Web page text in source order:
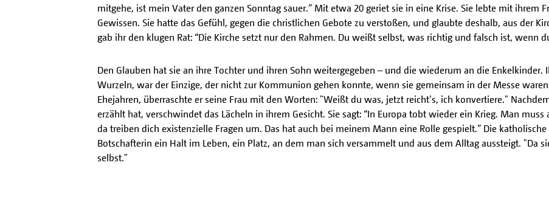
mitgehe, ist mein Vater den ganzen Sonntag sauer.” Mit etwa 20 geriet sie in eine Krise. Sie lebte mit ihrem
Gewissen. Sie hatte das Gefühl, gegen die christlichen Gebote zu verstoßen, und glaubte deshalb, aus der
gab ihr den klugen Rat: “Die Kirche setzt nur den Rahmen. Du weißt selbst, was richtig und falsch ist, wenn
Den Glauben hat sie an ihre Tochter und ihren Sohn weitergegeben – und die wiederum an die
Wurzeln, war der Einzige, der nicht zur Kommunion gehen konnte, wenn sie gemeinsam in der Messe
Ehejahren, überraschte er seine Frau mit den Worten: "Weißt du was, jetzt reicht’s, ich konvertiere."
erzählt hat, verschwindet das Lächeln in ihrem Gesicht. Sie sagt: “In Europa tobt wieder ein Krieg. Man
da treiben dich existenzielle Fragen um. Das hat auch bei meinem Mann eine Rolle gespielt.” Die
Botschafterin ein Halt im Leben, ein Platz, an dem man sich versammelt und aus dem Alltag aussteigt. "Da
selbst."